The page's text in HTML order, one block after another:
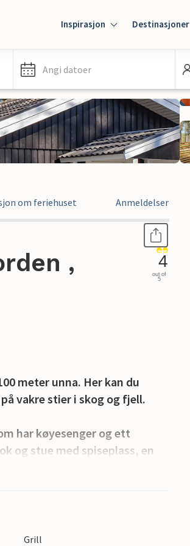
Inspirasjon Destinasjoner
Angi datoer
om feriehuset Anmeldelser
,
4
out of
5
meter unna. Her kan du
vakre stier i skog og fjell.
har køyesenger og ett
og stue med spiseplass, en
hagemøbler.
hvor du finner
Grill